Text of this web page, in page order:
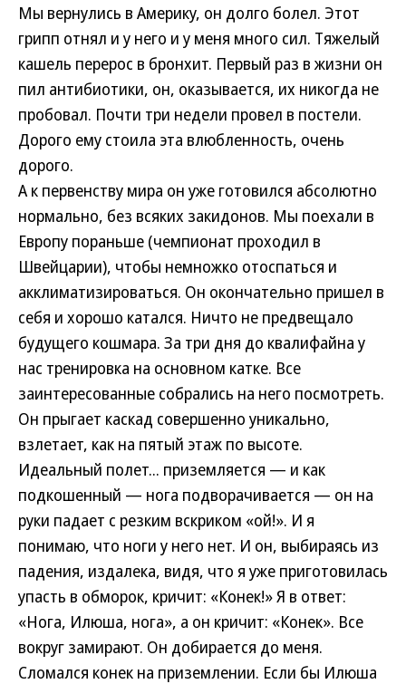
Мы вернулись в Америку, он долго болел. Этот
грипп отнял и у него и у меня много сил. Тяжелый
кашель перерос в бронхит. Первый раз в жизни он
пил антибиотики, он, оказывается, их никогда не
пробовал. Почти три недели провел в постели.
Дорого ему стоила эта влюбленность, очень
дорого.
А к первенству мира он уже готовился абсолютно
нормально, без всяких закидонов. Мы поехали в
Европу пораньше (чемпионат проходил в
Швейцарии), чтобы немножко отоспаться и
акклиматизироваться. Он окончательно пришел в
себя и хорошо катался. Ничто не предвещало
будущего кошмара. За три дня до квалифайна у
нас тренировка на основном катке. Все
заинтересованные собрались на него посмотреть.
Он прыгает каскад совершенно уникально,
взлетает, как на пятый этаж по высоте.
Идеальный полет... приземляется — и как
подкошенный — нога подворачивается — он на
руки падает с резким вскриком «ой!». И я
понимаю, что ноги у него нет. И он, выбираясь из
падения, издалека, видя, что я уже приготовилась
упасть в обморок, кричит: «Конек!» Я в ответ:
«Нога, Илюша, нога», а он кричит: «Конек». Все
вокруг замирают. Он добирается до меня.
Сломался конек на приземлении. Если бы Илюша